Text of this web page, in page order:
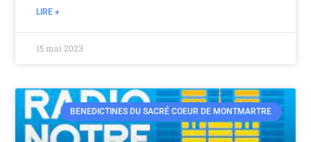
LIRE +
15 mai 2023
BENEDICTINES DU SACRÉ COEUR DE MONTMARTRE